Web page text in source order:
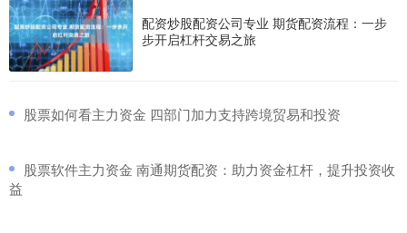
配资炒股配资公司专业 期货配资流程：一步
步开启杠杆交易之旅
​股票如何看主力资金 四部门加力支持跨境贸易和投资
​股票软件主力资金 南通期货配资：助力资金杠杆，提升投资收
益